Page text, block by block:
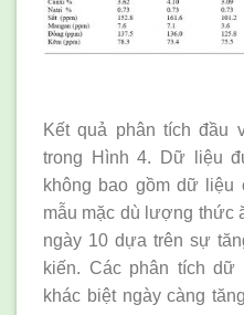
Kết quả phân tích đầu
trong Hình 4. Dữ liệu
không bao gồm dữ liệu
mẫu mặc dù lượng thức
ngày 10 dựa trên sự
kiến. Các phân tích
khác biệt ngày càng